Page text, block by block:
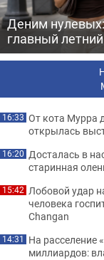
Деним
главный
16:33 От кота Мурра
открылась
16:20 Досталась в
старинная
15:42 Лобовой удар
человека
Changan
14:31 На расселение
миллиардов: